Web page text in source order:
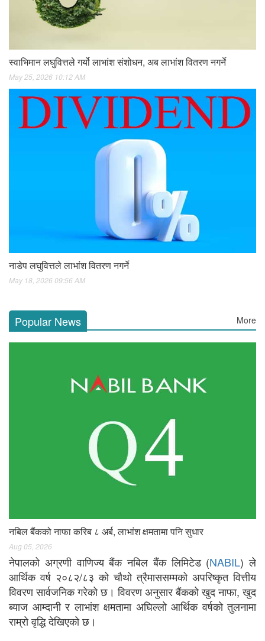
स्वाभिमान लघुवित्तले गर्यो लाभांश संशोधन, अब लाभांश वितरण नगर्ने
May 25, 2026 10:12 AM
नाडेप लघुवित्तले लाभांश वितरण नगर्ने
May 18, 2026 09:56 AM
Popular News More
नबिल बैंकको नाफा करिब ८ अर्ब, लाभांश क्षमतामा पनि सुधार
Aug 05, 2026
नेपालको अग्रणी वाणिज्य बैंक नबिल बैंक लिमिटेड (NABIL) ले
आर्थिक वर्ष २०८२/८३ को चौथो त्रैमाससम्मको अपरिष्कृत वित्तीय
विवरण सार्वजनिक गरेको छ। विवरण अनुसार बैंकको खुद नाफा, खुद
ब्याज आम्दानी र लाभांश क्षमतामा अघिल्लो आर्थिक वर्षको तुलनामा
राम्रो वृद्धि देखिएको छ।